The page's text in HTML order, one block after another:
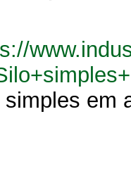
simples em